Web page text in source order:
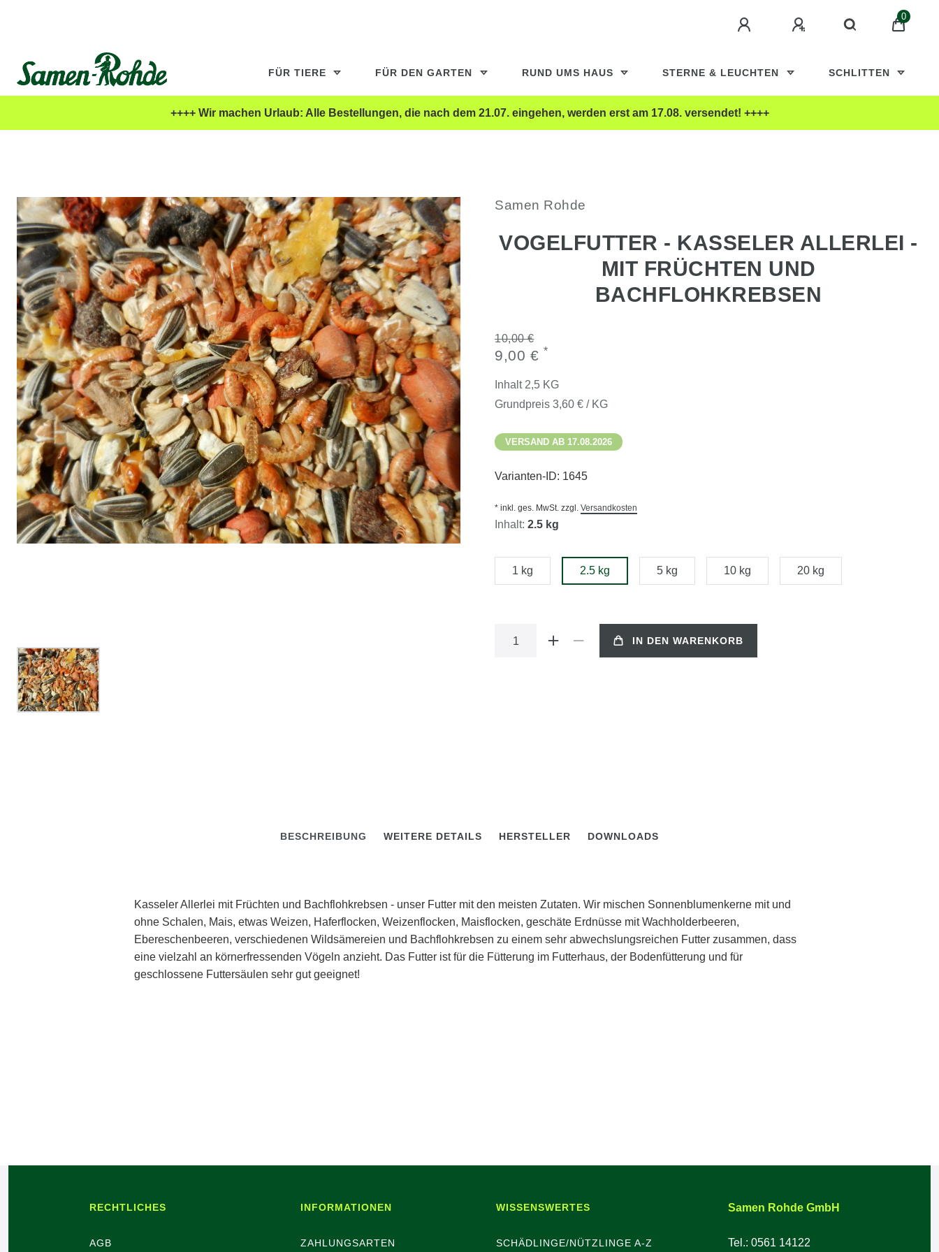
0
FÜR TIERE FÜR DEN GARTEN RUND UMS HAUS STERNE & LEUCHTEN SCHLITTEN
++++ Wir machen Urlaub: Alle Bestellungen, die nach dem 21.07. eingehen, werden erst am 17.08. versendet! ++++
Samen Rohde
VOGELFUTTER - KASSELER ALLERLEI -
MIT FRÜCHTEN UND
BACHFLOHKREBSEN
10,00 €
9,00 € *
Inhalt 2,5 KG
Grundpreis 3,60 € / KG
VERSAND AB 17.08.2026
Varianten-ID: 1645
* inkl. ges. MwSt. zzgl. Versandkosten
Inhalt: 2.5 kg
1 kg 2.5 kg 5 kg 10 kg 20 kg
IN DEN WARENKORB
BESCHREIBUNG WEITERE DETAILS HERSTELLER DOWNLOADS
Kasseler Allerlei mit Früchten und Bachflohkrebsen - unser Futter mit den meisten Zutaten. Wir mischen Sonnenblumenkerne mit und
ohne Schalen, Mais, etwas Weizen, Haferflocken, Weizenflocken, Maisflocken, geschäte Erdnüsse mit Wachholderbeeren,
Ebereschenbeeren, verschiedenen Wildsämereien und Bachflohkrebsen zu einem sehr abwechslungsreichen Futter zusammen, dass
eine vielzahl an körnerfressenden Vögeln anzieht. Das Futter ist für die Fütterung im Futterhaus, der Bodenfütterung und für
geschlossene Futtersäulen sehr gut geeignet!
RECHTLICHES
AGB
INFORMATIONEN
ZAHLUNGSARTEN
WISSENSWERTES
SCHÄDLINGE/NÜTZLINGE A-Z
Samen Rohde GmbH
Tel.: 0561 14122